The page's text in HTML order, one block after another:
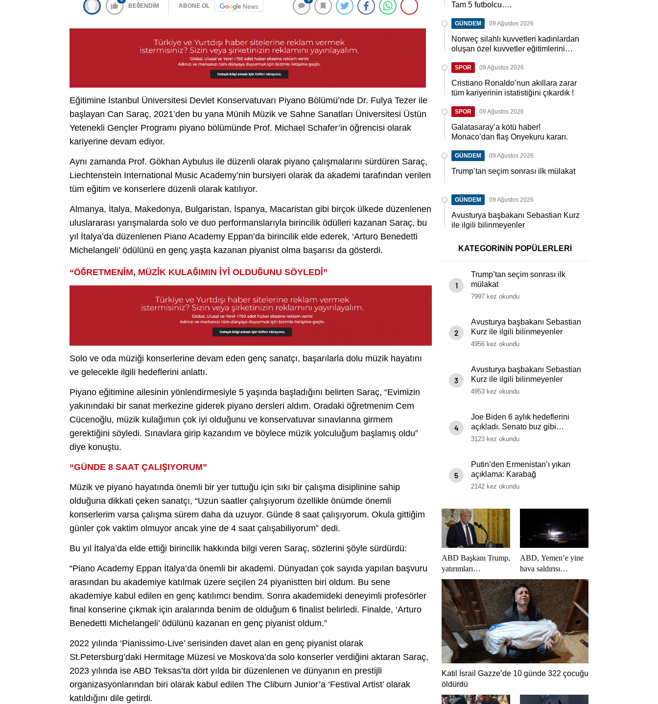
BEĞENDİM ABONE OL News
Eğitimine İstanbul Üniversitesi Devlet Konservatuvarı Piyano Bölümü’nde Dr. Fulya Tezer ile
başlayan Can Saraç, 2021’den bu yana Münih Müzik ve Sahne Sanatları Üniversitesi Üstün
Yetenekli Gençler Programı piyano bölümünde Prof. Michael Schafer’in öğrencisi olarak
kariyerine devam ediyor.
Aynı zamanda Prof. Gökhan Aybulus ile düzenli olarak piyano çalışmalarını sürdüren Saraç,
Liechtenstein International Music Academy’nin bursiyeri olarak da akademi tarafından verilen
tüm eğitim ve konserlere düzenli olarak katılıyor.
Almanya, İtalya, Makedonya, Bulgaristan, İspanya, Macaristan gibi birçok ülkede düzenlenen
uluslararası yarışmalarda solo ve duo performanslarıyla birincilik ödülleri kazanan Saraç, bu
yıl İtalya’da düzenlenen Piano Academy Eppan’da birincilik elde ederek, ‘Arturo Benedetti
Michelangeli’ ödülünü en genç yaşta kazanan piyanist olma başarısı da gösterdi.
“ÖĞRETMENİM, MÜZİK KULAĞIMIN İYİ OLDUĞUNU SÖYLEDİ”
Solo ve oda müziği konserlerine devam eden genç sanatçı, başarılarla dolu müzik hayatını
ve gelecekle ilgili hedeflerini anlattı.
Piyano eğitimine ailesinin yönlendirmesiyle 5 yaşında başladığını belirten Saraç, “Evimizin
yakınındaki bir sanat merkezine giderek piyano dersleri aldım. Oradaki öğretmenim Cem
Cücenoğlu, müzik kulağımın çok iyi olduğunu ve konservatuvar sınavlarına girmem
gerektiğini söyledi. Sınavlara girip kazandım ve böylece müzik yolculuğum başlamış oldu”
diye konuştu.
“GÜNDE 8 SAAT ÇALIŞIYORUM”
Müzik ve piyano hayatında önemli bir yer tuttuğu için sıkı bir çalışma disiplinine sahip
olduğuna dikkati çeken sanatçı, “Uzun saatler çalışıyorum özellikle önümde önemli
konserlerim varsa çalışma sürem daha da uzuyor. Günde 8 saat çalışıyorum. Okula gittiğim
günler çok vaktim olmuyor ancak yine de 4 saat çalışabiliyorum” dedi.
Bu yıl İtalya’da elde ettiği birincilik hakkında bilgi veren Saraç, sözlerini şöyle sürdürdü:
“Piano Academy Eppan İtalya’da önemli bir akademi. Dünyadan çok sayıda yapılan başvuru
arasından bu akademiye katılmak üzere seçilen 24 piyanistten biri oldum. Bu sene
akademiye kabul edilen en genç katılımcı bendim. Sonra akademideki deneyimli profesörler
final konserine çıkmak için aralarında benim de olduğum 6 finalist belirledi. Finalde, ‘Arturo
Benedetti Michelangeli’ ödülünü kazanan en genç piyanist oldum.”
2022 yılında ‘Pianissimo-Live’ serisinden davet alan en genç piyanist olarak
St.Petersburg’daki Hermitage Müzesi ve Moskova’da solo konserler verdiğini aktaran Saraç,
2023 yılında ise ABD Teksas’ta dört yılda bir düzenlenen ve dünyanın en prestijli
organizasyonlarından biri olarak kabul edilen The Cliburn Junior’a ‘Festival Artist’ olarak
katıldığını dile getirdi.
Tam 5 futbolcu….
GÜNDEM 09 Ağustos 2026
Norweç silahlı kuvvetleri kadınlardan
oluşan özel kuvvetler eğitimlerini
SPOR 09 Ağustos 2026
Cristiano Ronaldo’nun akıllara zarar
tüm kariyerinin istatistiğini çıkardık !
SPOR 09 Ağustos 2026
Galatasaray’a kötü haber!
Monaco’dan flaş Onyekuru kararı.
GÜNDEM 09 Ağustos 2026
Trump’tan seçim sonrası ilk mülakat
GÜNDEM 09 Ağustos 2026
Avusturya başbakanı Sebastian Kurz
ile ilgili bilinmeyenler
KATEGORİNİN POPÜLERLERİ
1
Trump’tan seçim sonrası ilk
mülakat
7997 kez okundu
2
Avusturya başbakanı Sebastian
Kurz ile ilgili bilinmeyenler
4956 kez okundu
3
Avusturya başbakanı Sebastian
Kurz ile ilgili bilinmeyenler
4953 kez okundu
4
Joe Biden 6 aylık hedeflerini
açıkladı. Senato buz gibi…
3123 kez okundu
5
Putin’den Ermenistan’ı yıkan
açıklama: Karabağ
Azerbaycan’ın ayrılmaz bir
2142 kez okundu
ABD Başkanı Trump,
yatırımları
hızlandırmak için yeni
bir ofis kuruyor
ABD, Yemen’e yine
hava saldırısı
düzenledi
Katil İsrail Gazze’de 10 günde 322 çocuğu
öldürdü